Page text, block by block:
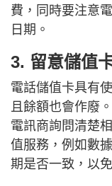
費，同時要注意
日期。
3. 留意儲值
電話儲值卡具有
且餘額也會作廢
電訊商詢問清楚
值服務，例如數
期是否一致，以